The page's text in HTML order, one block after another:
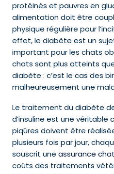
protéinés et pauvres en
alimentation doit être
physique régulière pour
effet, le diabète est un
important pour les chats
chats sont plus atteints
diabète : c’est le cas des
malheureusement une
Le traitement du diabète
d’insuline est une véritable
piqûres doivent être
plusieurs fois par jour,
souscrit une assurance chat
coûts des traitements